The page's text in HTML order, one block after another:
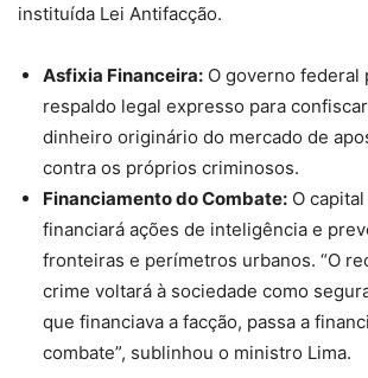
instituída Lei Antifacção.
Asfixia Financeira: O governo federal
respaldo legal expresso para
dinheiro originário do mercado de
contra os próprios criminosos.
Financiamento do Combate: O
financiará ações de inteligência e
fronteiras e perímetros urbanos. “O
crime voltará à sociedade como
que financiava a facção, passa a
combate”, sublinhou o ministro Lima.